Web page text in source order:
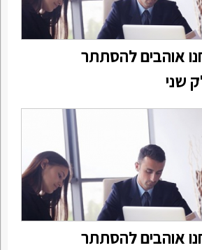
אוהבים להסתתר
שני
אוהבים להסתתר